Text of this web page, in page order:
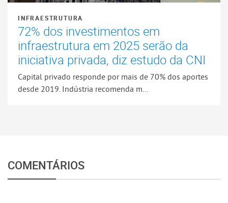
INFRAESTRUTURA
72% dos investimentos em
infraestrutura em 2025 serão da
iniciativa privada, diz estudo da CNI
Capital privado responde por mais de 70% dos aportes
desde 2019. Indústria recomenda m...
COMENTÁRIOS